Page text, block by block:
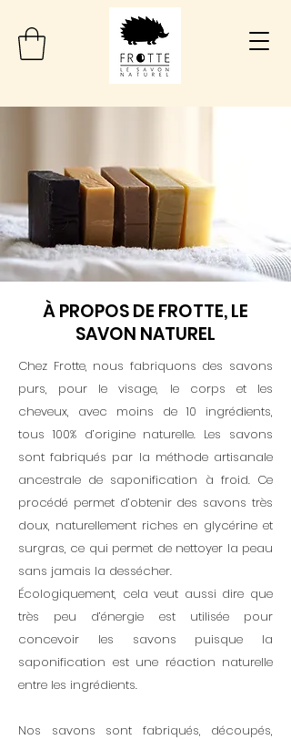
À PROPOS DE FROTTE, LE
SAVON NATUREL
Chez Frotte, nous fabriquons des savons
purs, pour le visage, le corps et les
cheveux, avec moins de 10 ingrédients,
tous 100% d’origine naturelle. Les savons
sont fabriqués par la méthode artisanale
ancestrale de saponification à froid. Ce
procédé permet d’obtenir des savons très
doux, naturellement riches en glycérine et
surgras, ce qui permet de nettoyer la peau
sans jamais la dessécher.
Écologiquement, cela veut aussi dire que
très peu d’énergie est utilisée pour
concevoir les savons puisque la
saponification est une réaction naturelle
entre les ingrédients.
Nos savons sont fabriqués, découpés,